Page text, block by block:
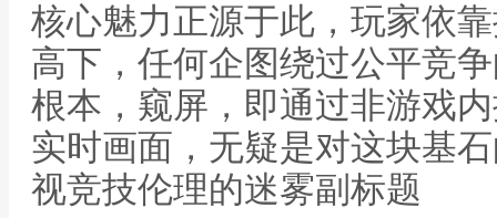
核心魅力正源于此，玩家依
高下，任何企图绕过公平竞
根本，窥屏，即通过非游戏
实时画面，无疑是对这块基
视竞技伦理的迷雾副标题